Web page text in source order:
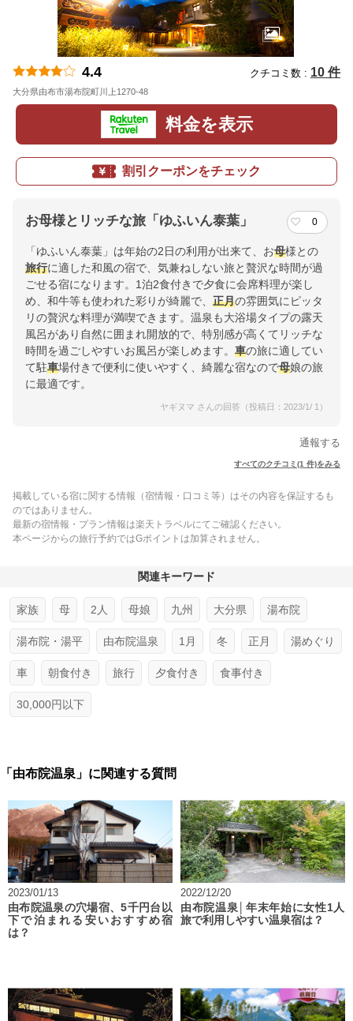
4.4 クチコミ数 : 10 件
大分県由布市湯布院町川上1270-48
料金を表示
割引クーポンをチェック
お母様とリッチな旅「ゆふいん泰葉」 0
「ゆふいん泰葉」は年始の2日の利用が出来て、お母様との
旅行に適した和風の宿で、気兼ねしない旅と贅沢な時間が過
ごせる宿になります。1泊2食付きで夕食に会席料理が楽し
め、和牛等も使われた彩りが綺麗で、 正月の雰囲気にピッタ
リの贅沢な料理が満喫できます。温泉も大浴場タイプの露天
風呂があり自然に囲まれ開放的で、特別感が高くてリッチな
時間を過ごしやすいお風呂が楽しめます。 車の旅に適してい
て駐車場付きで便利に使いやすく、綺麗な宿なので母娘の旅
に最適です。
ヤギヌマ さんの回答（投稿日：2023/1/ 1）
通報する
すべてのクチコミ(1 件)をみる
掲載している宿に関する情報（宿情報・口コミ等）はその内容を保証するも
のではありません。
最新の宿情報・プラン情報は楽天トラベルにてご確認ください。
本ページからの旅行予約ではGポイントは加算されません。
関連キーワード
家族 母 2人 母娘 九州 大分県 湯布院
湯布院・湯平 由布院温泉 1月 冬 正月 湯めぐり
車 朝食付き 旅行 夕食付き 食事付き
30,000円以下
「由布院温泉」に関連する質問
2023/01/13
由布院温泉の穴場宿、5千円台以
下で泊まれる安いおすすめ宿
は？
2022/12/20
由布院温泉│年末年始に女性1人
旅で利用しやすい温泉宿は？